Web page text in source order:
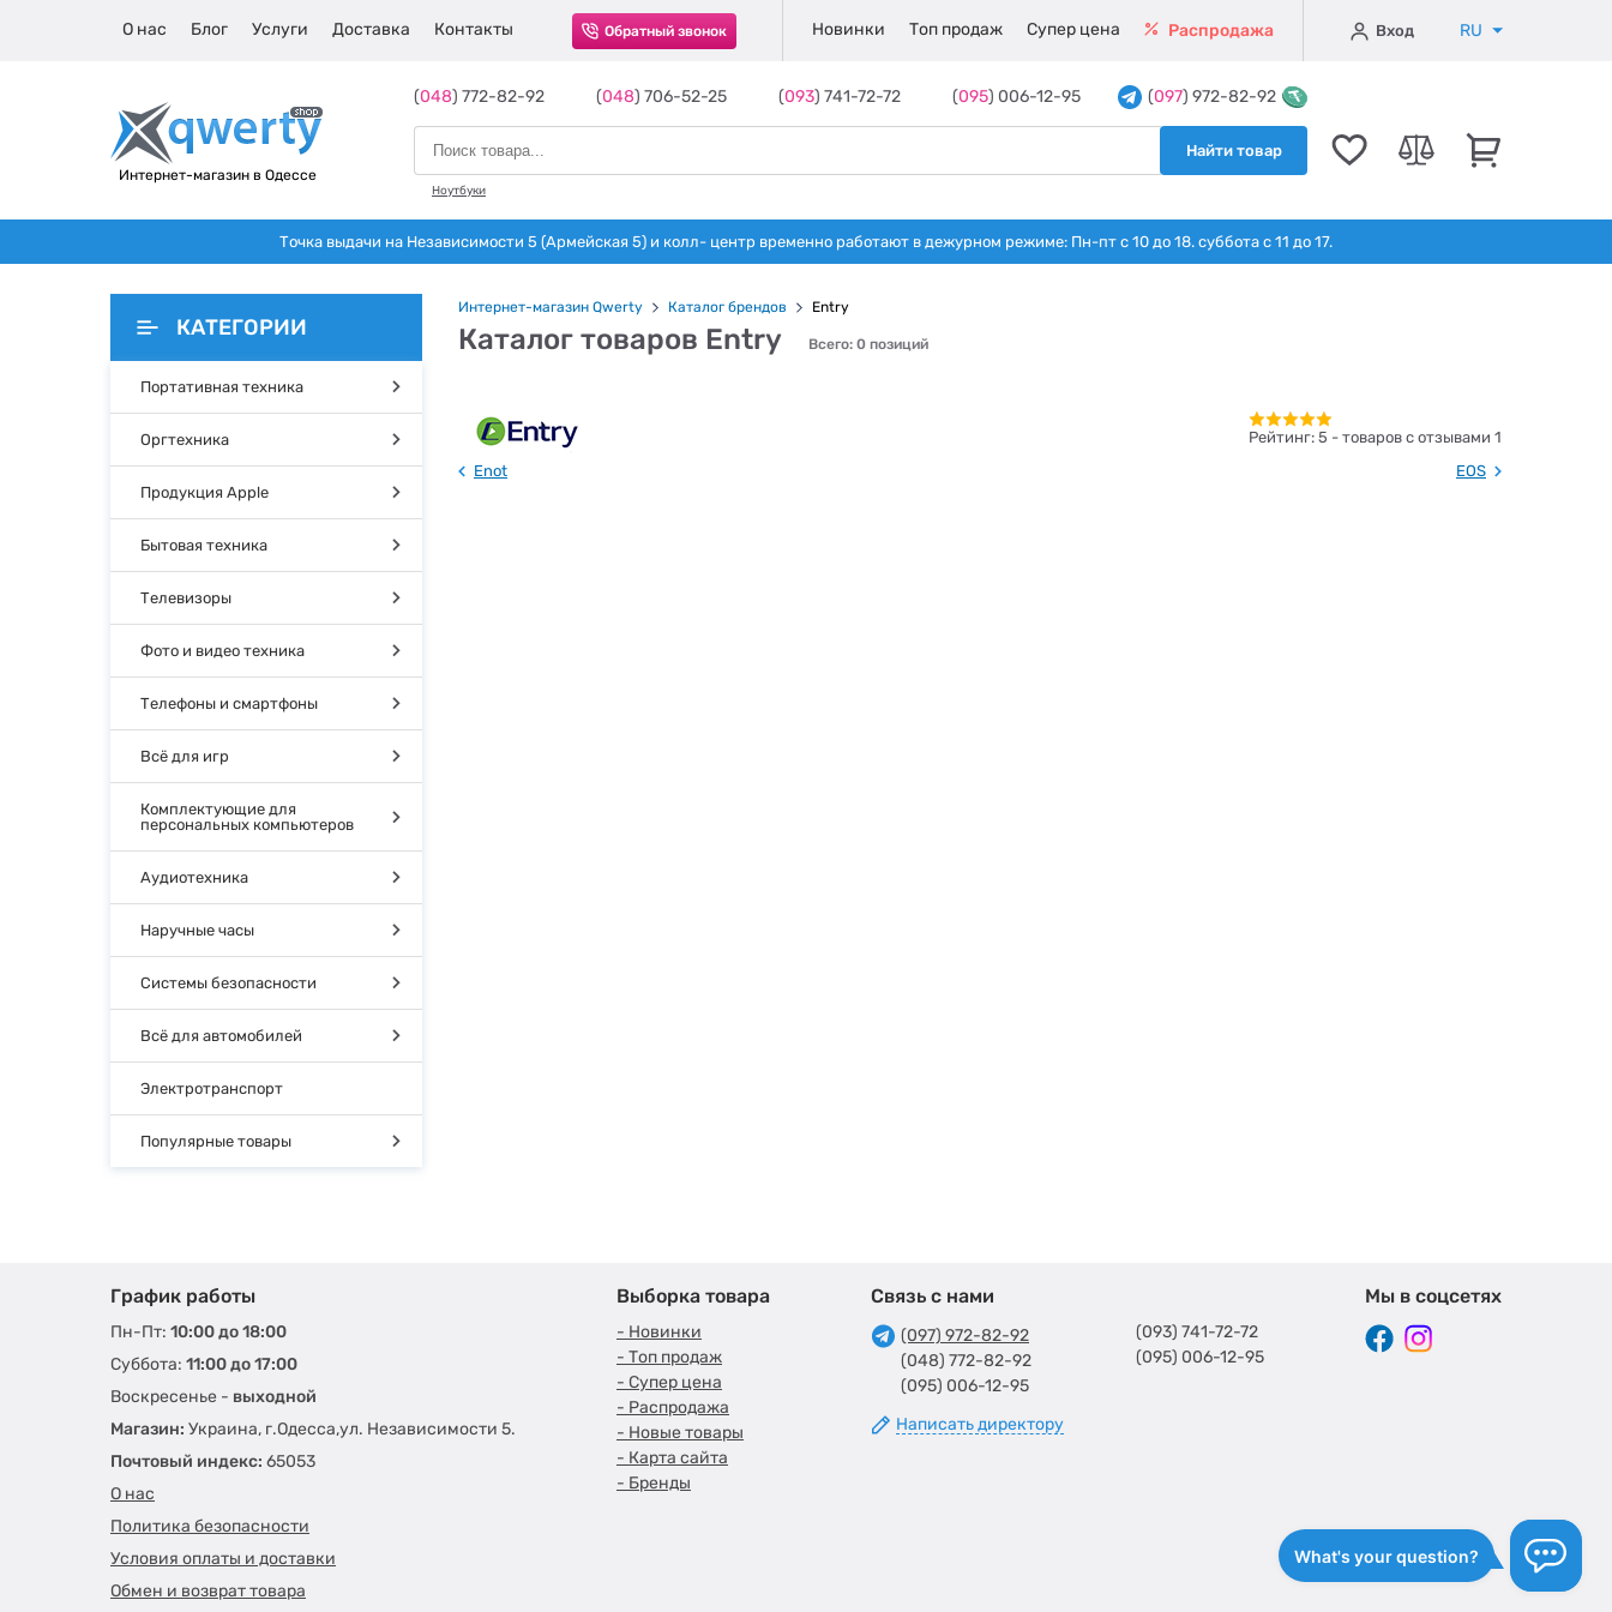
О нас Блог Услуги Доставка Контакты Обратный звонок Новинки Топ продаж Супер цена Распродажа Вход RU
Интернет-магазин в Одессе
(048) 772-82-92 (048) 706-52-25 (093) 741-72-72 (095) 006-12-95 (097) 972-82-92
Найти товар
Ноутбуки
Точка выдачи на Независимости 5 (Армейская 5) и колл- центр временно работают в дежурном режиме: Пн-пт с 10 до 18. суббота с 11 до 17.
КАТЕГОРИИ
Портативная техника
Оргтехника
Продукция Apple
Бытовая техника
Телевизоры
Фото и видео техника
Телефоны и смартфоны
Всё для игр
Комплектующие для
персональных компьютеров
Аудиотехника
Наручные часы
Системы безопасности
Всё для автомобилей
Электротранспорт
Популярные товары
Интернет-магазин Qwerty Каталог брендов Entry
Каталог товаров Entry Всего: 0 позиций
Рейтинг: 5 - товаров с отзывами 1
Enot
EOS
График работы
Пн-Пт: 10:00 до 18:00
Суббота: 11:00 до 17:00
Воскресенье - выходной
Магазин: Украина, г.Одесса,ул. Независимости 5.
Почтовый индекс: 65053
О нас
Политика безопасности
Условия оплаты и доставки
Обмен и возврат товара
Выборка товара
- Новинки
- Топ продаж
- Супер цена
- Распродажа
- Новые товары
- Карта сайта
- Бренды
Связь с нами
(097) 972-82-92
(048) 772-82-92
(095) 006-12-95
Написать директору
(093) 741-72-72
(095) 006-12-95
Мы в соцсетях